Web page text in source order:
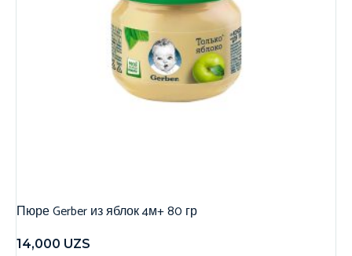
Пюре Gerber из яблок 4м+ 80 гр
14,000 UZS